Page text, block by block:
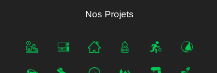
Nos Projets